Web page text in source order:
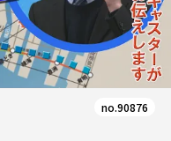
no.90876